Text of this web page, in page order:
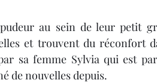
au sein de leur petit
et trouvent du réconfort
sa femme Sylvia qui est
de nouvelles depuis.